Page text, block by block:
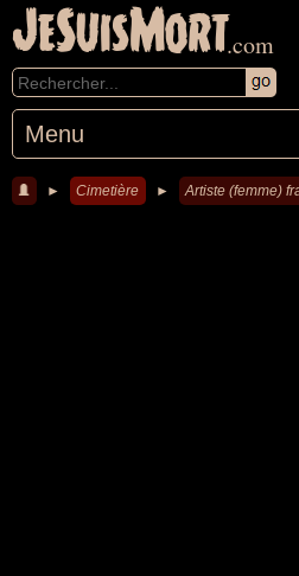
JeSuisMort.com
Menu
► Cimetière ► Artiste (femme)